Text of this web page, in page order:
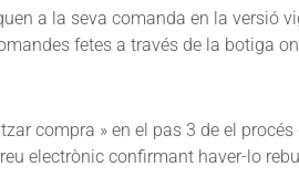
a la seva comanda en la versió
fetes a través de la botiga
compra » en el pas 3 de el
electrònic confirmant haver-lo